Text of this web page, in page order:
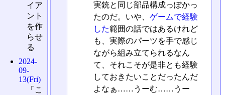
実銃と同じ部品構成っぽかっ
たのだ。いや、 ゲームで経験
した範囲の話ではあるけれど
も、実際のパーツを手で感じ
ながら組み立てられるなん
て、それこそが是非とも経験
しておきたいことだったんだ
よなぁ……うーむ……うー
イア
ント
を作
らせ
る
2024-
09-
13(Fri)
「こ